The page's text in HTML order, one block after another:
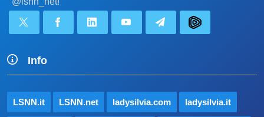
Info
LSNN.it LSNN.net ladysilvia.com ladysilvia.it